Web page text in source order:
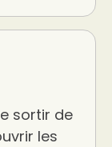
sortir de
les